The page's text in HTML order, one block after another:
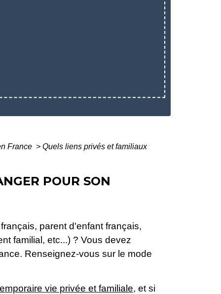
France > Quels liens privés et familiaux
POUR SON
parent d'enfant français,
familial, etc...) ? Vous devez
Renseignez-vous sur le mode
vie privée et familiale, et si